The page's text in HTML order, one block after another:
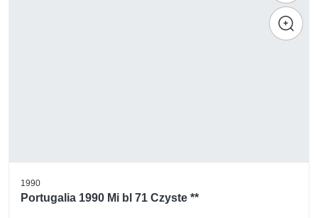
1990
Portugalia 1990 Mi bl 71 Czyste **